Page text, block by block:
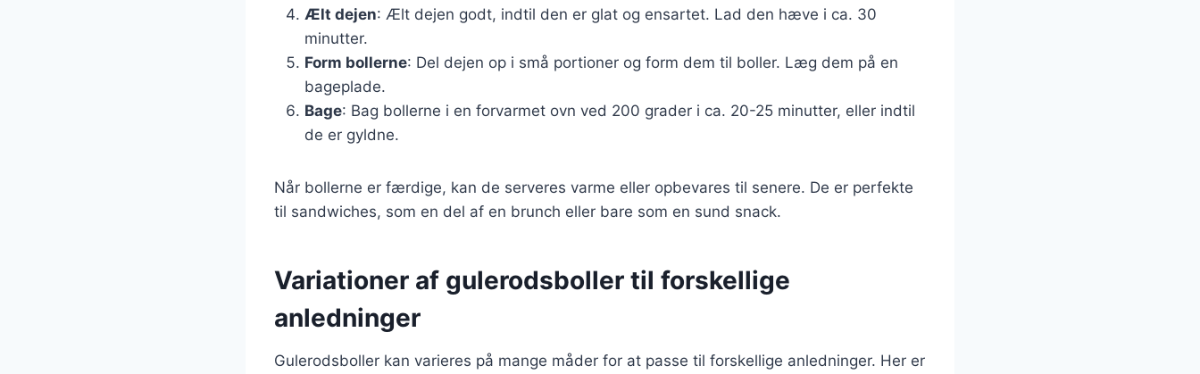
Ælt dejen: Ælt dejen godt, indtil den er glat og ensartet. Lad den hæve i ca. 30
minutter.
Form bollerne: Del dejen op i små portioner og form dem til boller. Læg dem på en
bageplade.
Bage: Bag bollerne i en forvarmet ovn ved 200 grader i ca. 20-25 minutter, eller indtil
de er gyldne.
Når bollerne er færdige, kan de serveres varme eller opbevares til senere. De er perfekte
til sandwiches, som en del af en brunch eller bare som en sund snack.
Variationer af gulerodsboller til forskellige
anledninger
Gulerodsboller kan varieres på mange måder for at passe til forskellige anledninger. Her er